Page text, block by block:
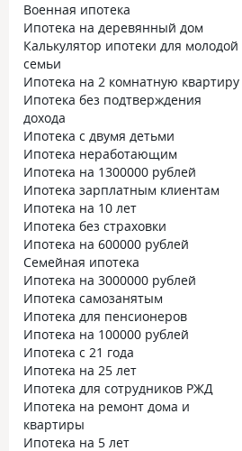
Военная ипотека
Ипотека на деревянный дом
Калькулятор ипотеки для молодой
семьи
Ипотека на 2 комнатную квартиру
Ипотека без подтверждения
дохода
Ипотека с двумя детьми
Ипотека неработающим
Ипотека на 1300000 рублей
Ипотека зарплатным клиентам
Ипотека на 10 лет
Ипотека без страховки
Ипотека на 600000 рублей
Семейная ипотека
Ипотека на 3000000 рублей
Ипотека самозанятым
Ипотека для пенсионеров
Ипотека на 100000 рублей
Ипотека с 21 года
Ипотека на 25 лет
Ипотека для сотрудников РЖД
Ипотека на ремонт дома и
квартиры
Ипотека на 5 лет